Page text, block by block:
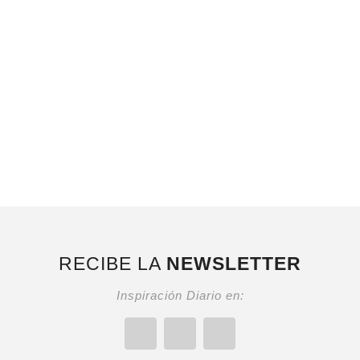
RECIBE LA NEWSLETTER
Inspiración Diario en: